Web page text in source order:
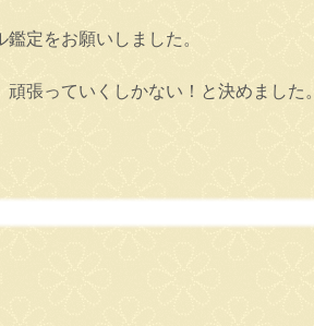
定をお願いしました。
張っていくしかない！と決めました。